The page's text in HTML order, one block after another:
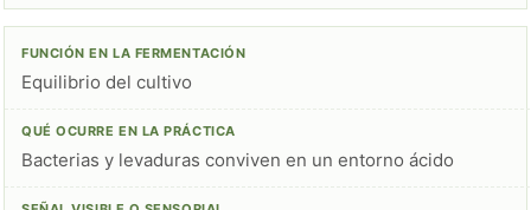
Equilibrio del cultivo
Bacterias y levaduras conviven en un entorno ácido